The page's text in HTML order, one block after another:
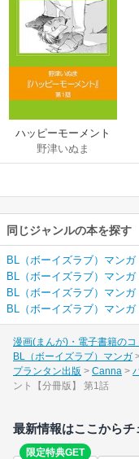
ハッピーモーメント
【分冊版】
野津いぬま
同じジャンルの本を探す
BL（ボーイズラブ）マンガ
BL（ボーイズラブ）マンガ
BL（ボーイズラブ）マンガ
BL（ボーイズラブ）マンガ
漫画(まんが)・電子書籍の
BL（ボーイズラブ）マンガ
プランタン出版
Canna
ント【分冊版】 第1話
最新情報はここからチ
限定特典GET